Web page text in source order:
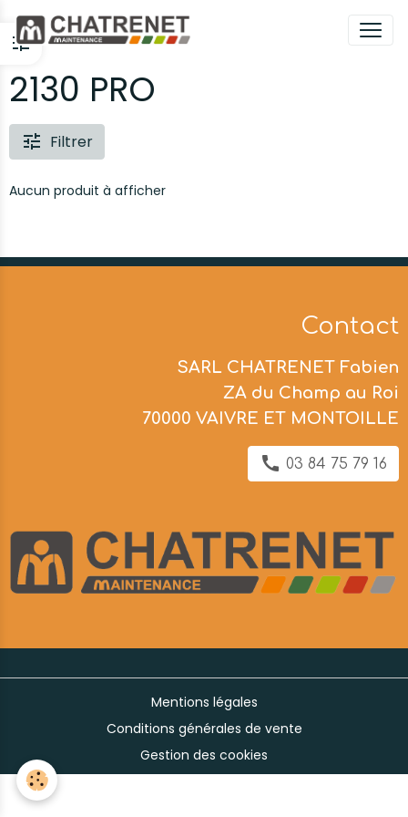
2130 PRO
Filtrer
Aucun produit à afficher
Contact
SARL CHATRENET Fabien
ZA du Champ au Roi
70000 VAIVRE ET MONTOILLE
03 84 75 79 16
Mentions légales
Conditions générales de vente
Gestion des cookies